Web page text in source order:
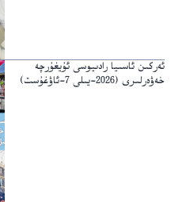
ئەركىن ئاسىيا رادىيوسى ئۇيغۇرچە
خەۋەرلىرى (2026-يىلى 7-ئاۋغۇست)